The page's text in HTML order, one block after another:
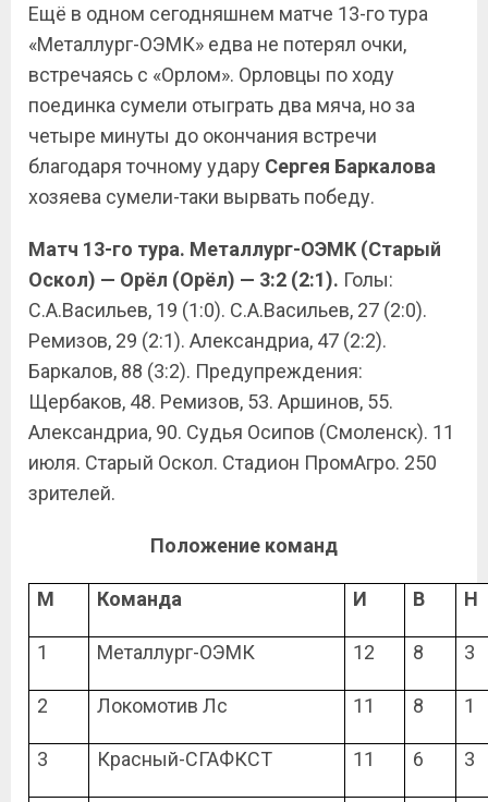
Ещё в одном сегодняшнем матче 13-го тура
«Металлург-ОЭМК» едва не потерял очки,
встречаясь с «Орлом». Орловцы по ходу
поединка сумели отыграть два мяча, но за
четыре минуты до окончания встречи
благодаря точному удару Сергея Баркалова
хозяева сумели-таки вырвать победу.
Матч 13-го тура. Металлург-ОЭМК (Старый
Оскол) — Орёл (Орёл) — 3:2 (2:1). Голы:
С.А.Васильев, 19 (1:0). С.А.Васильев, 27 (2:0).
Ремизов, 29 (2:1). Александриа, 47 (2:2).
Баркалов, 88 (3:2). Предупреждения:
Щербаков, 48. Ремизов, 53. Аршинов, 55.
Александриа, 90. Судья Осипов (Смоленск). 11
июля. Старый Оскол. Стадион ПромАгро. 250
зрителей.
Положение команд
М Команда И В Н
1 Металлург-ОЭМК 12 8 3
2 Локомотив Лс 11 8 1
3 Красный-СГАФКСТ 11 6 3